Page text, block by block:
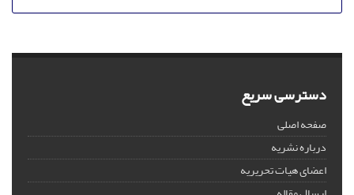
دسترسی سریع
صفحه اصلی
درباره نشریه
اعضای هیات تحریریه